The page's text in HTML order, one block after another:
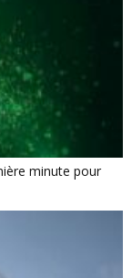
minute pour